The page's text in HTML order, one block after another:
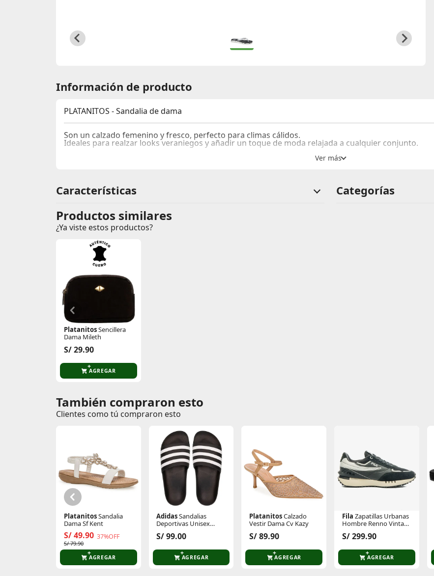
Información de producto
PLATANITOS - Sandalia de dama
Son un calzado femenino y fresco, perfecto para climas cálidos.
Ideales para realzar looks veraniegos y añadir un toque de moda relajada a cualquier conjunto.
Características Categorías
Productos similares
¿Ya viste estos productos?
PlatanitosSencillera
Dama Mileth
S/ 29.90
AGREGAR
Comentarios de clientes
Comentarios de clientes que compraron este producto
Sin calificaciones
Este producto aún no tiene calificaciones.
Sé el primero en comentar y acumula Puntos.
También compraron esto
Clientes como tú compraron esto
PlatanitosSandalia
Dama Sf Kent
S/ 49.90 37%OFF
S/ 79.90
AGREGAR
AdidasSandalias
Deportivas Unisex
S/ 99.00
AGREGAR
PlatanitosCalzado
Vestir Dama Cv Kazy
S/ 89.90
AGREGAR
Fila Zapatillas Urbanas
Hombre Renno Vintage
S/ 299.90
AGREGAR